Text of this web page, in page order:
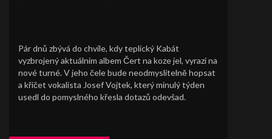
Pár dnů zbývá do chvíle, kdy teplický Kabát
vyzbrojený aktuálním albem Čert na koze jel, vyrazí na
nové turné. V jeho čele bude neodmyslitelně hopsat
a křičet vokalista Josef Vojtek, který minulý týden
usedl do pomyslného křesla dotazů odevšad.